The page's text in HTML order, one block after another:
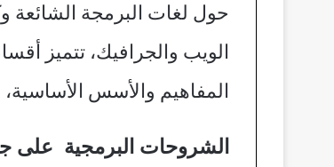
حول لغات البرمجة الشائعة
الويب والجرافيك، تتميز
المفاهيم والأسس
الشروحات البرمجية على